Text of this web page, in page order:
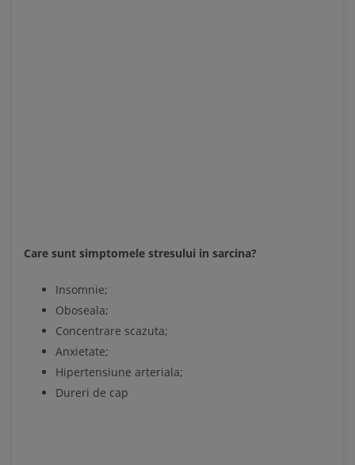
Care sunt simptomele stresului in sarcina?
Insomnie;
Oboseala;
Concentrare scazuta;
Anxietate;
Hipertensiune arteriala;
Dureri de cap